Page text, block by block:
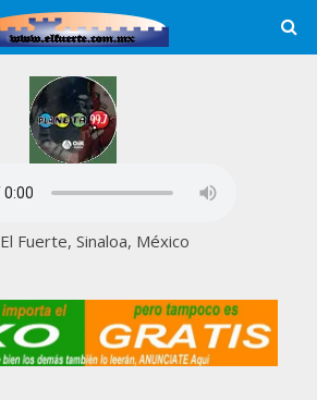
El Fuerte, Sinaloa, México